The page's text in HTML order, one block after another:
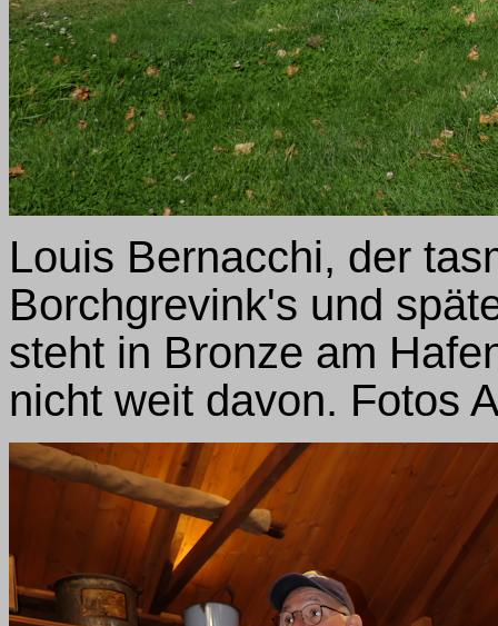
Louis Bernacchi, der
Borchgrevink's und
steht in Bronze am
nicht weit davon. Fotos